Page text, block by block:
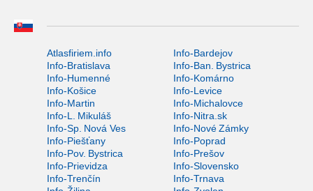
Atlasfiriem.info
Info-Bardejov
Info-Bratislava
Info-Ban. Bystrica
Info-Humenné
Info-Komárno
Info-Košice
Info-Levice
Info-Martin
Info-Michalovce
Info-L. Mikuláš
Info-Nitra.sk
Info-Sp. Nová Ves
Info-Nové Zámky
Info-Piešťany
Info-Poprad
Info-Pov. Bystrica
Info-Prešov
Info-Prievidza
Info-Slovensko
Info-Trenčín
Info-Trnava